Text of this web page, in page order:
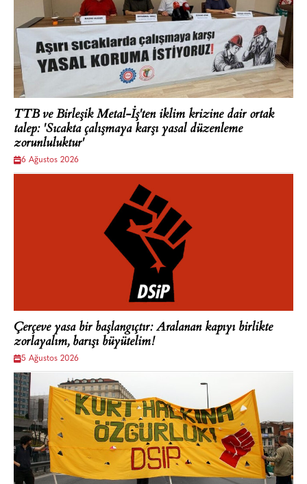
TTB ve Birleşik Metal-İş'ten iklim krizine dair ortak
talep: 'Sıcakta çalışmaya karşı yasal düzenleme
zorunluluktur'
6 Ağustos 2026
Çerçeve yasa bir başlangıçtır: Aralanan kapıyı birlikte
zorlayalım, barışı büyütelim!
5 Ağustos 2026